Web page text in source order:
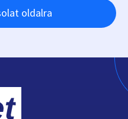
oldalra